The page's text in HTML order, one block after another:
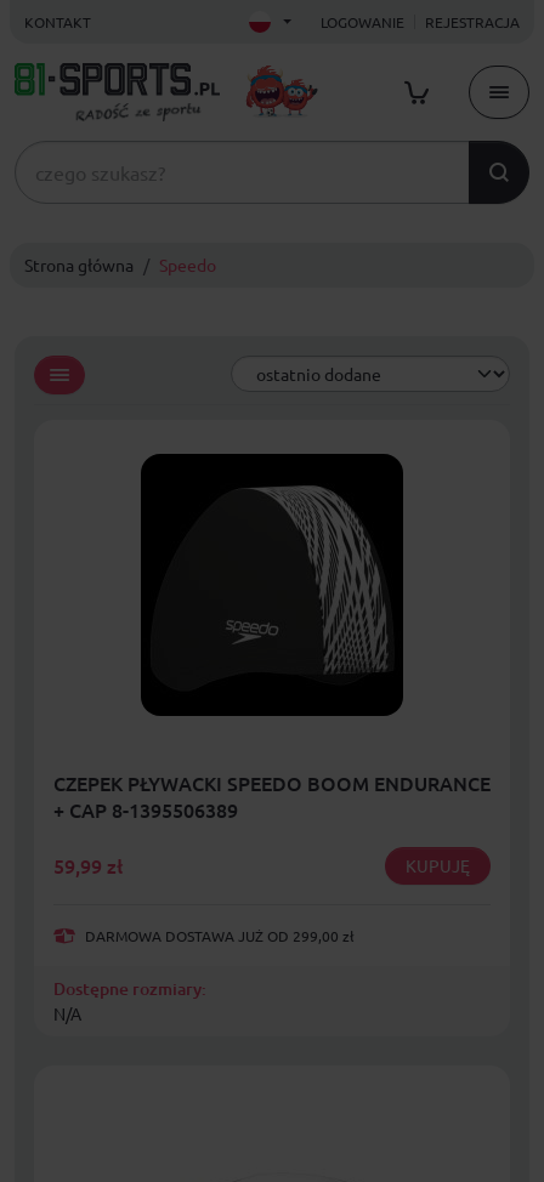
KONTAKT LOGOWANIE REJESTRACJA
Strona główna Speedo
CZEPEK PŁYWACKI SPEEDO BOOM ENDURANCE
+ CAP 8-1395506389
59,99 zł KUPUJĘ
DARMOWA DOSTAWA JUŻ OD 299,00 zł
Dostępne rozmiary:
N/A